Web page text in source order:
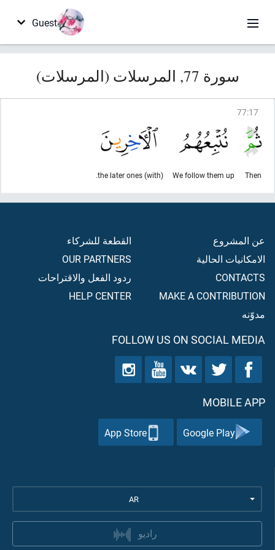
Guest
سورة 77, المرسلات (المرسلات)
77:17
Then
We follow them up
(with) the later ones.
عن المشروع
الامكانيات الحالية
CONTACTS
MAKE A CONTRIBUTION
مدوّنه
القطعة للشركاء
OUR PARTNERS
ردود الفعل والاقتراحات
HELP CENTER
FOLLOW US ON SOCIAL MEDIA
MOBILE APP
Google Play
App Store
AR
راديو